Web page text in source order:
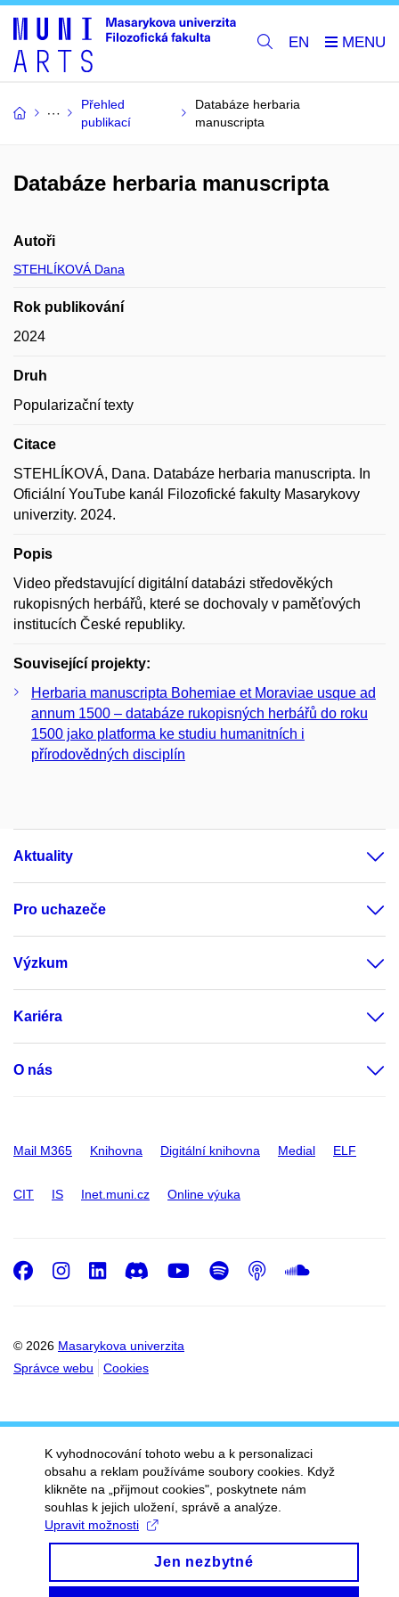
EN
Přehled
publikací
Databáze herbaria
manuscripta
Databáze herbaria manuscripta
Autoři
STEHLÍKOVÁ Dana
Rok publikování
2024
Druh
Popularizační texty
Citace
STEHLÍKOVÁ, Dana. Databáze herbaria manuscripta. In
Oficiální YouTube kanál Filozofické fakulty Masarykovy
univerzity. 2024.
Popis
Video představující digitální databázi středověkých
rukopisných herbářů, které se dochovaly v paměťových
institucích České republiky.
Související projekty:
Herbaria manuscripta Bohemiae et Moraviae usque ad
annum 1500 – databáze rukopisných herbářů do roku
1500 jako platforma ke studiu humanitních i
přírodovědných disciplín
Aktuality
Pro uchazeče
Výzkum
Kariéra
O nás
Mail M365 Knihovna Digitální knihovna Medial ELF
CIT IS Inet.muni.cz Online výuka
© 2026 Masarykova univerzita
Správce webu
Cookies
Facebook
Instagram
LinkedIn
DiscordYoutube
Spotify
Podcast
K vyhodnocování tohoto webu a k personalizaci
obsahu a reklam používáme soubory cookies. Když
klikněte na „přijmout cookies", poskytnete nám
souhlas k jejich uložení, správě a analýze.
Upravit možnosti
Jen nezbytné